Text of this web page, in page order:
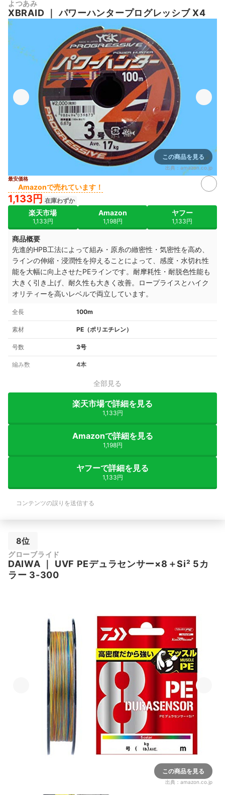
よつあみ
XBRAID ｜パワーハンタープログレッシブ X4
この商品を見る
出典： amazon.co.jp
最安価格
Amazonで売れています！
1,133円 在庫わずか
楽天市場
1,133円
Amazon
1,198円
ヤフー
1,133円
商品概要
先進的HPB工法によって組み・原糸の緻密性・気密性を高め、
ラインの伸縮・浸潤性を抑えることによって、感度・水切れ性
能を大幅に向上させたPEラインです。耐摩耗性・耐脱色性能も
大きく引き上げ、耐久性も大きく改善。ロープライスとハイク
オリティーを高いレベルで両立しています。
全長 100m
素材 PE（ポリエチレン）
号数 3号
編み数 4本
全部見る
楽天市場で詳細を見る
1,133円
Amazonで詳細を見る
1,198円
ヤフーで詳細を見る
1,133円
コンテンツの誤りを送信する
8位
グローブライド
DAIWA ｜ UVF PEデュラセンサー×8＋Si² 5カ
ラー 3-300
この商品を見る
出典： amazon.co.jp